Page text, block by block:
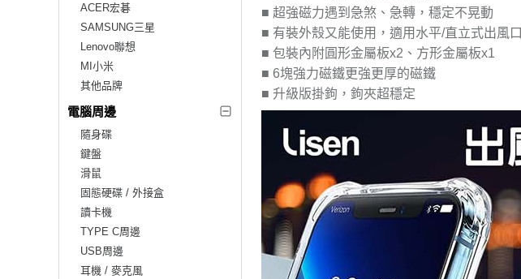
ACER宏碁
SAMSUNG三星
Lenovo聯想
MI小米
其他品牌
電腦周邊
隨身碟
鍵盤
滑鼠
固態硬碟 / 外接盒
讀卡機
TYPE C周邊
USB周邊
耳機 / 麥克風
■ 超強磁力遇到急煞、急轉，穩定不晃動
■ 有裝外殼又能使用，適用水平/直立式出風口
■ 包裝內附圓形金屬板x2、方形金屬板x1
■ 6塊強力磁鐵更強更厚的磁鐵
■ 升級版掛鉤，鉤夾超穩定